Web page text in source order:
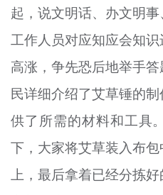
资料库
起，说文明话、办文明
工作人员对应知应会知
高涨，争先恐后地举手
民详细介绍了艾草锤的
供了所需的材料和工具
下，大家将艾草装入布
上，最后拿着已经分拣